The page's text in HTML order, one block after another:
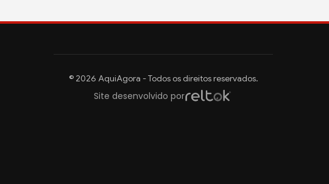
© 2026 AquiAgora - Todos os direitos reservados.
Site desenvolvido por